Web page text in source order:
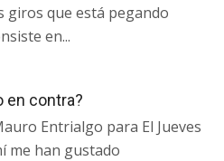
giros que está pegando
en...
en contra?
Entrialgo para El Jueves
me han gustado